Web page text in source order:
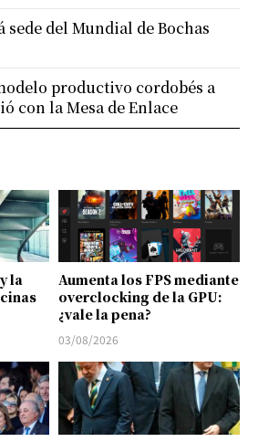
la
Aumenta los FPS mediante
overclocking de la GPU:
¿vale la pena?
03/08/2026
sede del Mundial de Bochas
productivo cordobés a
con la Mesa de Enlace